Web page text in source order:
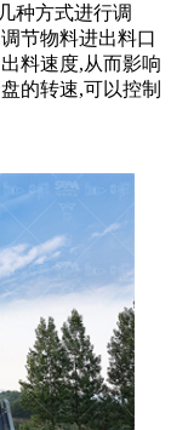
种方式进行调
节物料进出料口
料速度,从而影响
的转速,可以控制